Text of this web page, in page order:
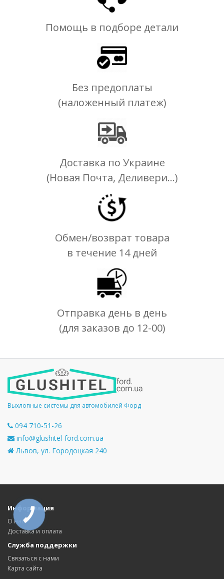
Помощь в подборе детали
Без предоплаты
(наложенный платеж)
Доставка по Украине
(Новая Почта, Деливери...)
Обмен/возврат товара
в течение 14 дней
Отправка день в день
(для заказов до 12-00)
Выхлопные системы для автомобилей Форд
094 710-51-26
info@glushitel-ford.com.ua
Львов, ул. Городоцкая 240
Информация
О нас
Доставка и оплата
Служба поддержки
Связаться с нами
Карта сайта
КНОПКА
СВЯЗИ